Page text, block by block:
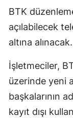
BTK
açılabilecek
altına alınacak.
İşletmeciler,
üzerinde yeni
başkalarının
kayıt dışı